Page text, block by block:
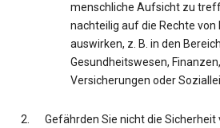
menschliche Aufsicht zu
nachteilig auf die Rechte von
auswirken, z. B. in den
Gesundheitswesen,
Versicherungen oder
Gefährden Sie nicht die